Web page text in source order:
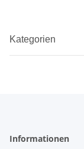
Kategorien
Informationen